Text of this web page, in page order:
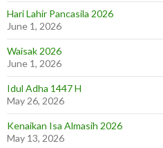
Hari Lahir Pancasila 2026
June 1, 2026
Waisak 2026
June 1, 2026
Idul Adha 1447 H
May 26, 2026
Kenaikan Isa Almasih 2026
May 13, 2026